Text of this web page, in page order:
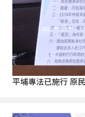
平埔專法已施行 原